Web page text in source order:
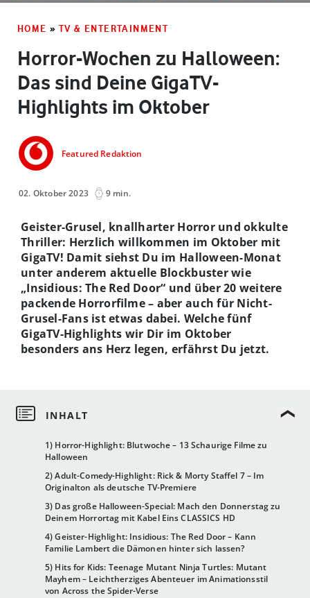
HOME » TV & ENTERTAINMENT
Horror-Wochen zu Halloween:
Das sind Deine GigaTV-
Highlights im Oktober
Featured Redaktion
02. Oktober 2023 9 min.
1) Horror-Highlight: Blutwoche – 13 Schaurige Filme zu
Halloween
2) Adult-Comedy-Highlight: Rick & Morty Staffel 7 – Im
Originalton als deutsche TV-Premiere
3) Das große Halloween-Special: Mach den Donnerstag zu
Deinem Horrortag mit Kabel Eins CLASSICS HD
4) Geister-Highlight: Insidious: The Red Door – Kann
Familie Lambert die Dämonen hinter sich lassen?
5) Hits for Kids: Teenage Mutant Ninja Turtles: Mutant
Mayhem – Leichtherziges Abenteuer im Animationsstil
von Across the Spider-Verse
Geister-Grusel, knallharter Horror und okkulte
Thriller: Herzlich willkommen im Oktober mit
GigaTV! Damit siehst Du im Halloween-Monat
unter anderem aktuelle Blockbuster wie
„Insidious: The Red Door“ und über 20 weitere
packende Horrorfilme – aber auch für Nicht-
Grusel-Fans ist etwas dabei. Welche fünf
GigaTV-Highlights wir Dir im Oktober
besonders ans Herz legen, erfährst Du jetzt.